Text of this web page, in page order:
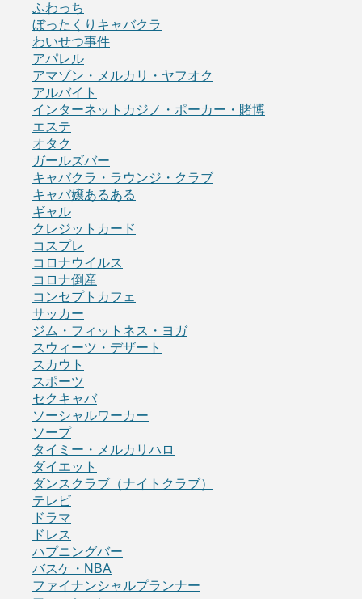
ふわっち
ぼったくりキャバクラ
わいせつ事件
アパレル
アマゾン・メルカリ・ヤフオク
アルバイト
インターネットカジノ・ポーカー・賭博
エステ
オタク
ガールズバー
キャバクラ・ラウンジ・クラブ
キャバ嬢あるある
ギャル
クレジットカード
コスプレ
コロナウイルス
コロナ倒産
コンセプトカフェ
サッカー
ジム・フィットネス・ヨガ
スウィーツ・デザート
スカウト
スポーツ
セクキャバ
ソーシャルワーカー
ソープ
タイミー・メルカリハロ
ダイエット
ダンスクラブ（ナイトクラブ）
テレビ
ドラマ
ドレス
ハプニングバー
バスケ・NBA
ファイナンシャルプランナー